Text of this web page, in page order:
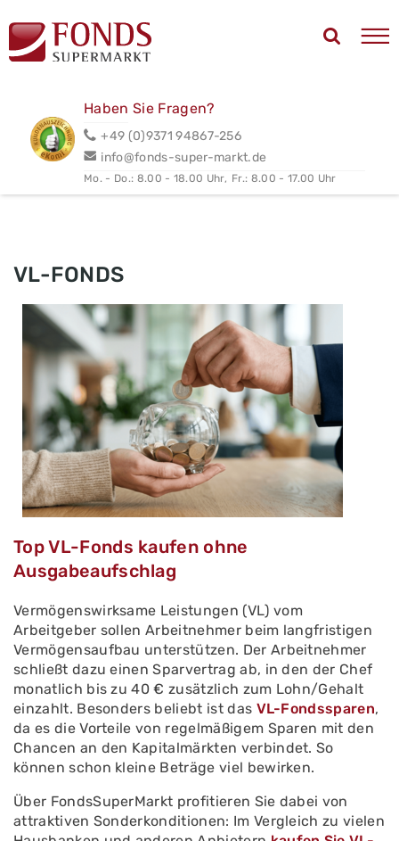
Haben Sie Fragen?
+49 (0)9371 94867-256
info@fonds-super-markt.de
Mo. - Do.: 8.00 - 18.00 Uhr, Fr.: 8.00 - 17.00 Uhr
VL-FONDS
Top VL-Fonds kaufen ohne
Ausgabeaufschlag
Vermögenswirksame Leistungen (VL) vom
Arbeitgeber sollen Arbeitnehmer beim langfristigen
Vermögensaufbau unterstützen. Der Arbeitnehmer
schließt dazu einen Sparvertrag ab, in den der Chef
monatlich bis zu 40 € zusätzlich zum Lohn/Gehalt
einzahlt. Besonders beliebt ist das VL-Fondssparen,
da es die Vorteile von regelmäßigem Sparen mit den
Chancen an den Kapitalmärkten verbindet. So
können schon kleine Beträge viel bewirken.
Über FondsSuperMarkt profitieren Sie dabei von
attraktiven Sonderkonditionen: Im Vergleich zu vielen